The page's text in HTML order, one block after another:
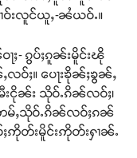
းလူင်ယူႇ-ၼႆယဝ်ႉ။
ႈ- ၵွပ်ႈၵူၼ်းမိူင်းၽို
ဝ်ႈ။ ပေႃးၶိုၼ်ႈၶွၼ်ႇ
းငိုၼ်း သိုဝ်ႉၵိၼ်လဝ်ႈ၊
ဢမ်ႇသိုဝ်ႉၵိၼ်လဝ်ႈၵၼ်
ႈဢိုတ်းမိူင်းဢိုတ်းႁၢၼ်ႉ